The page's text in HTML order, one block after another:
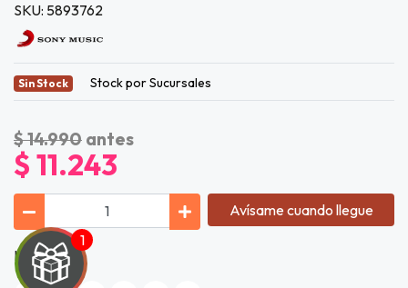
SKU: 5893762
Sin Stock Stock por Sucursales
$ 14.990 antes
$ 11.243
Avísame cuando llegue
Lista de Tí